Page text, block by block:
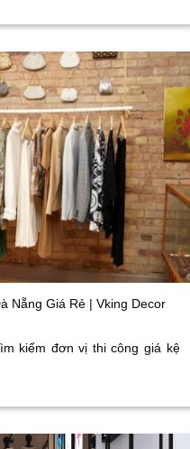
Nẵng Giá Rẻ | Vking Decor
kiếm đơn vị thi công giá kệ